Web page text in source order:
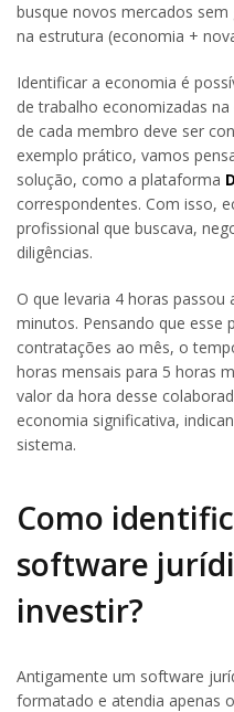
busque novos mercados
na estrutura (economia +
Identificar a economia é
de trabalho economizadas
de cada membro deve ser
exemplo prático, vamos
solução, como a plataforma
correspondentes. Com isso,
profissional que buscava,
diligências.
O que levaria 4 horas
minutos. Pensando que esse
contratações ao mês, o
horas mensais para 5 horas
valor da hora desse
economia significativa,
sistema.
Como
software
investir?
Antigamente um software
formatado e atendia apenas